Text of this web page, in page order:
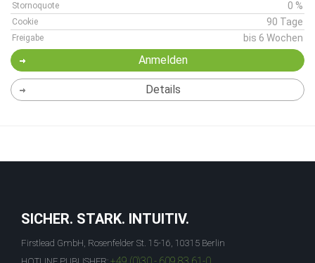
Stornoquote 0 %
Cookie 90 Tage
Freigabe bis 6 Wochen
Anmelden
Details
SICHER. STARK. INTUITIV.
Firstlead GmbH, Rosenfelder St. 15-16, 10315 Berlin